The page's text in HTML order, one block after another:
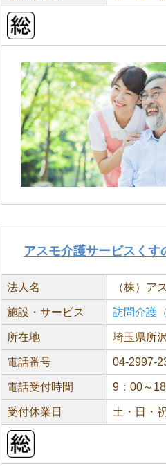
アスモ介護サービスくす
法人名 （株）ア
施設・サービス 訪問介護
所在地 埼玉県所
電話番号 04-2997-
電話受付時間 9：00～
受付休業日 土・日・